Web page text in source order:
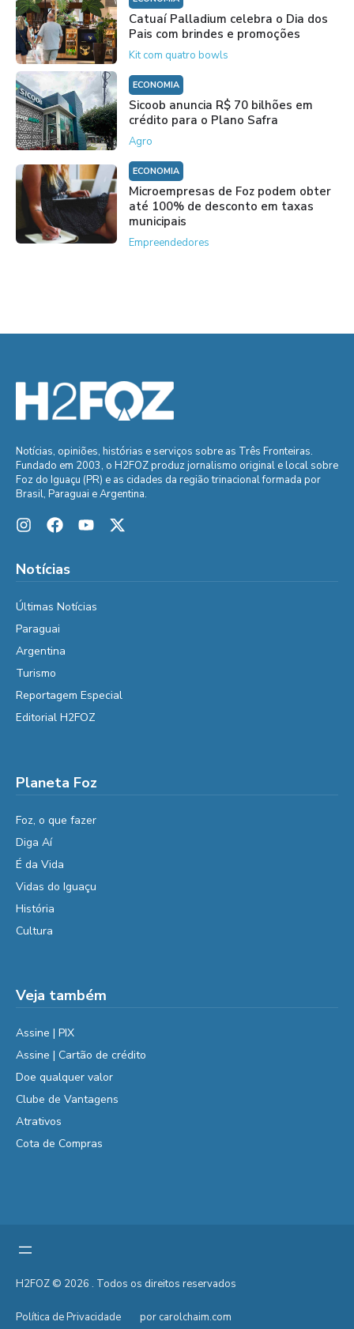
Catuaí Palladium celebra o Dia dos
Pais com brindes e promoções
Kit com quatro bowls
ECONOMIA
Sicoob anuncia R$ 70 bilhões em
crédito para o Plano Safra
Agro
ECONOMIA
Microempresas de Foz podem obter
até 100% de desconto em taxas
municipais
Empreendedores
Notícias, opiniões, histórias e serviços sobre as Três Fronteiras.
Fundado em 2003, o H2FOZ produz jornalismo original e local sobre
Foz do Iguaçu (PR) e as cidades da região trinacional formada por
Brasil, Paraguai e Argentina.
Notícias
Últimas Notícias
Paraguai
Argentina
Turismo
Reportagem Especial
Editorial H2FOZ
Planeta Foz
Foz, o que fazer
Diga Aí
É da Vida
Vidas do Iguaçu
História
Cultura
Veja também
Assine | PIX
Assine | Cartão de crédito
Doe qualquer valor
Clube de Vantagens
Atrativos
Cota de Compras
H2FOZ © 2026 . Todos os direitos reservados
Política de Privacidade por carolchaim.com